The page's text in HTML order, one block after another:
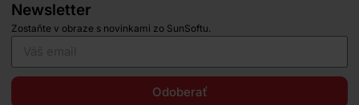
Newsletter
Zostaňte v obraze s novinkami zo SunSoftu.
Odoberať